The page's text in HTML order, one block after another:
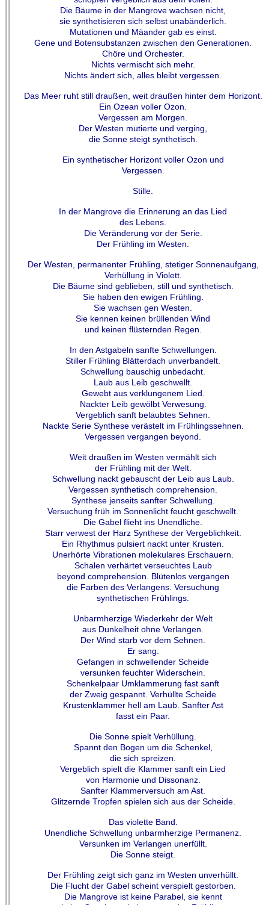
Die Bäume in der Mangrove wachsen nicht,
sie synthetisieren sich selbst unabänderlich.
Mutationen und Mäander gab es einst.
Gene und Botensubstanzen zwischen den Generationen.
Chöre und Orchester.
Nichts vermischt sich mehr.
Nichts ändert sich, alles bleibt vergessen.
Das Meer ruht still draußen, weit draußen hinter dem Horizont.
Ein Ozean voller Ozon.
Vergessen am Morgen.
Der Westen mutierte und verging,
die Sonne steigt synthetisch.
Ein synthetischer Horizont voller Ozon und
Vergessen.
Stille.
In der Mangrove die Erinnerung an das Lied
des Lebens.
Die Veränderung vor der Serie.
Der Frühling im Westen.
Der Westen, permanenter Frühling, stetiger Sonnenaufgang,
Verhüllung in Violett.
Die Bäume sind geblieben, still und synthetisch.
Sie haben den ewigen Frühling.
Sie wachsen gen Westen.
Sie kennen keinen brüllenden Wind
und keinen flüsternden Regen.
In den Astgabeln sanfte Schwellungen.
Stiller Frühling Blätterdach unverbandelt.
Schwellung bauschig unbedacht.
Laub aus Leib geschwellt.
Gewebt aus verklungenem Lied.
Nackter Leib gewölbt Verwesung.
Vergeblich sanft belaubtes Sehnen.
Nackte Serie Synthese verästelt im Frühlingssehnen.
Vergessen vergangen beyond.
Weit draußen im Westen vermählt sich
der Frühling mit der Welt.
Schwellung nackt gebauscht der Leib aus Laub.
Vergessen synthetisch comprehension.
Synthese jenseits sanfter Schwellung.
Versuchung früh im Sonnenlicht feucht geschwellt.
Die Gabel flieht ins Unendliche.
Starr verwest der Harz Synthese der Vergeblichkeit.
Ein Rhythmus pulsiert nackt unter Krusten.
Unerhörte Vibrationen molekulares Erschauern.
Schalen verhärtet verseuchtes Laub
beyond comprehension. Blütenlos vergangen
die Farben des Verlangens. Versuchung
synthetischen Frühlings.
Unbarmherzige Wiederkehr der Welt
aus Dunkelheit ohne Verlangen.
Der Wind starb vor dem Sehnen.
Er sang.
Gefangen in schwellender Scheide
versunken feuchter Widerschein.
Schenkelpaar Umklammerung fast sanft
der Zweig gespannt. Verhüllte Scheide
Krustenklammer hell am Laub. Sanfter Ast
fasst ein Paar.
Die Sonne spielt Verhüllung.
Spannt den Bogen um die Schenkel,
die sich spreizen.
Vergeblich spielt die Klammer sanft ein Lied
von Harmonie und Dissonanz.
Sanfter Klammerversuch am Ast.
Glitzernde Tropfen spielen sich aus der Scheide.
Das violette Band.
Unendliche Schwellung unbarmherzige Permanenz.
Versunken im Verlangen unerfüllt.
Die Sonne steigt.
Der Frühling zeigt sich ganz im Westen unverhüllt.
Die Flucht der Gabel scheint verspielt gestorben.
Die Mangrove ist keine Parabel, sie kennt